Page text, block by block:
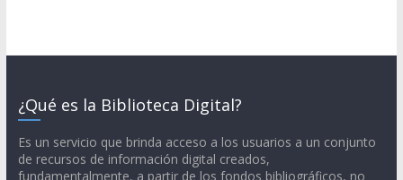
¿Qué es la Biblioteca Digital?
Es un servicio que brinda acceso a los usuarios a un conjunto
de recursos de información digital creados,
fundamentalmente, a partir de los fondos bibliográficos, no